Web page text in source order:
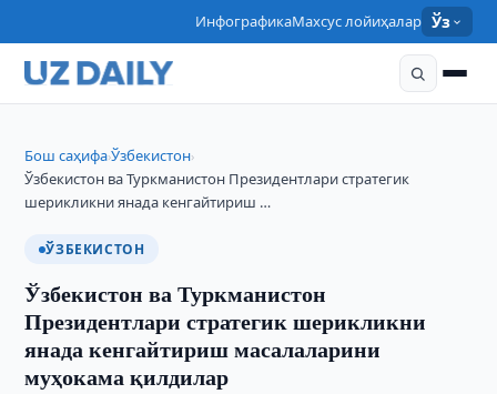
ИнфографикаМахсус лойиҳалар Ўз
Бош саҳифа›Ўзбекистон›
Ўзбекистон ва Туркманистон Президентлари стратегик
шерикликни янада кенгайтириш …
ЎЗБЕКИСТОН
Ўзбекистон ва Туркманистон
Президентлари стратегик шерикликни
янада кенгайтириш масалаларини
муҳокама қилдилар